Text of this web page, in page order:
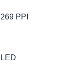
269 PPI
LED